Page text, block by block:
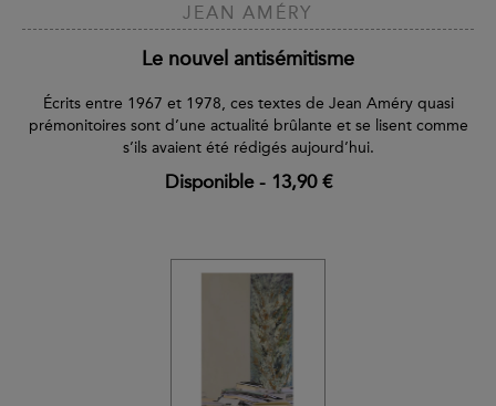
JEAN AMÉRY
Le nouvel antisémitisme
Écrits entre 1967 et 1978, ces textes de Jean Améry quasi
prémonitoires sont d’une actualité brûlante et se lisent comme
s’ils avaient été rédigés aujourd’hui.
Disponible- 13,90 €